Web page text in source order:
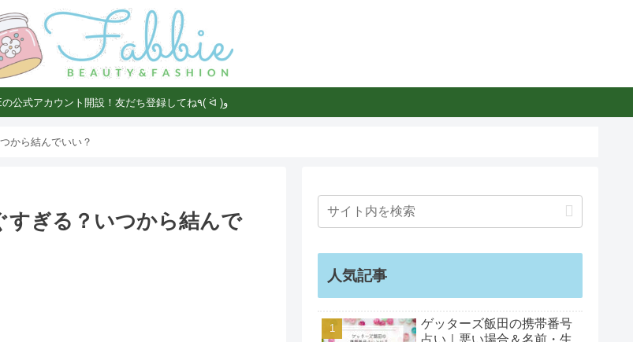
LINEの公式アカウント開設！友だち登録してね٩( ᐛ )و
から結んでいい？
すぎる？いつから結んで
人気記事
ゲッターズ飯田の携帯番号
占い｜悪い場合＆名前・生